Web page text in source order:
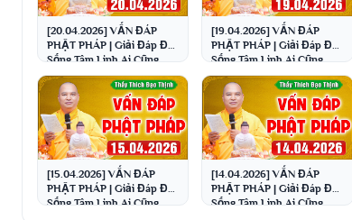
[20.04.2026] VẤN ĐÁP
PHẬT PHÁP | Giải Đáp Đời
Sống Tâm Linh Ai Cũng
Gặp | Thầy Thích Đạo
Thịnh
[19.04.2026] VẤN ĐÁP
PHẬT PHÁP | Giải Đáp Đời
Sống Tâm Linh Ai Cũng
Gặp | Thầy Thích Đạo
Thịnh
[15.04.2026] VẤN ĐÁP
PHẬT PHÁP | Giải Đáp Đời
Sống Tâm Linh Ai Cũng
[14.04.2026] VẤN ĐÁP
PHẬT PHÁP | Giải Đáp Đời
Sống Tâm Linh Ai Cũng